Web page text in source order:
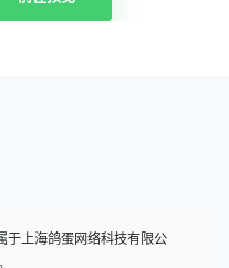
上海鸽蛋网络科技有限公